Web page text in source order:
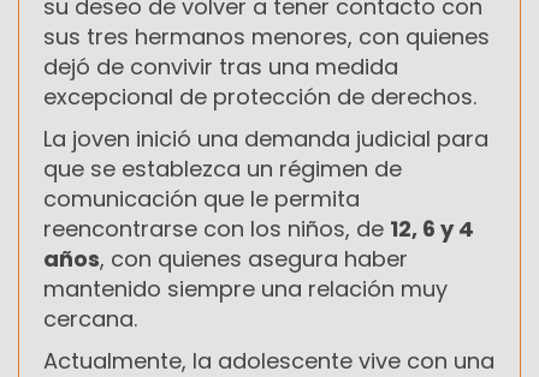
su deseo de volver a tener contacto con
sus tres hermanos menores, con quienes
dejó de convivir tras una medida
excepcional de protección de derechos.
La joven inició una demanda judicial para
que se establezca un régimen de
comunicación que le permita
reencontrarse con los niños, de 12, 6 y 4
años, con quienes asegura haber
mantenido siempre una relación muy
cercana.
Actualmente, la adolescente vive con una